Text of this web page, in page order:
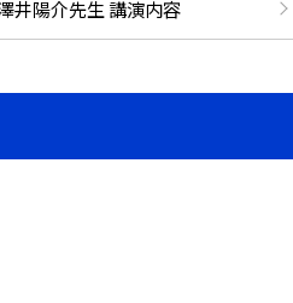
井陽介先生 講演内容